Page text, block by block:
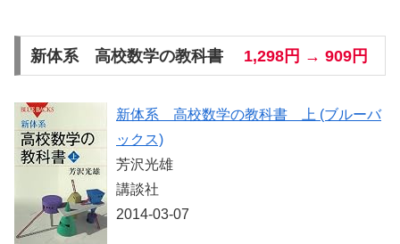
新体系 高校数学の教科書 1,298円 → 909円
新体系 高校数学の教科書 上 (ブルーバ
ックス)
芳沢光雄
講談社
2014-03-07